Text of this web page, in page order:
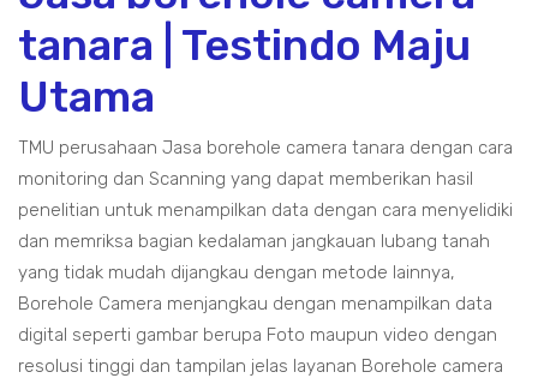
tanara | Testindo Maju
Utama
TMU perusahaan Jasa borehole camera tanara dengan cara
monitoring dan Scanning yang dapat memberikan hasil
penelitian untuk menampilkan data dengan cara menyelidiki
dan memriksa bagian kedalaman jangkauan lubang tanah
yang tidak mudah dijangkau dengan metode lainnya,
Borehole Camera menjangkau dengan menampilkan data
digital seperti gambar berupa Foto maupun video dengan
resolusi tinggi dan tampilan jelas layanan Borehole camera